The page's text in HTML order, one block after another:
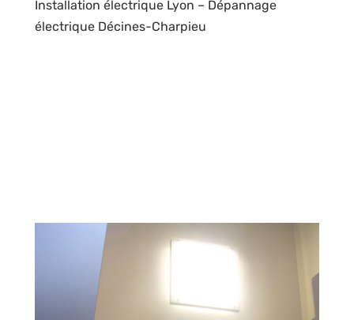
Installation électrique Lyon – Dépannage
électrique Décines-Charpieu